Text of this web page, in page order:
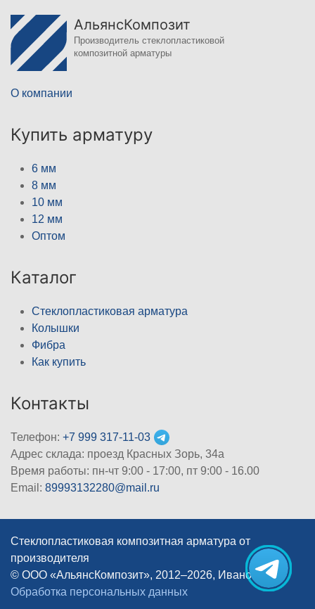
АльянсКомпозит
Производитель стеклопластиковой
композитной арматуры
О компании
Купить арматуру
6 мм
8 мм
10 мм
12 мм
Оптом
Каталог
Стеклопластиковая арматура
Колышки
Фибра
Как купить
Контакты
Телефон: +7 999 317-11-03
Адрес склада: проезд Красных Зорь, 34а
Время работы: пн-чт 9:00 - 17:00, пт 9:00 - 16.00
Email: 89993132280@mail.ru
Стеклопластиковая композитная арматура от
производителя
© ООО «АльянсКомпозит», 2012–2026, Иваново
|
Обработка персональных данных